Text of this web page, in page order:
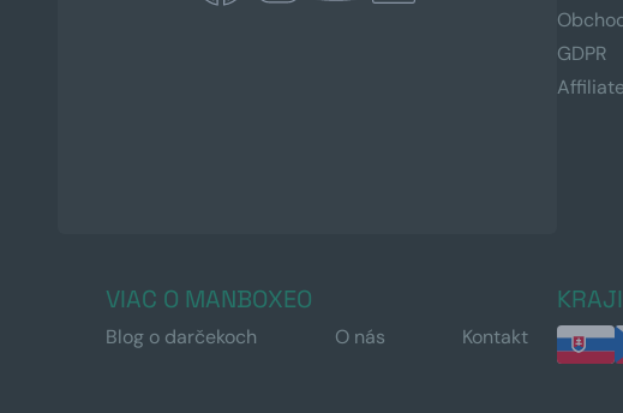
GDPR
VIAC O MANBOXEO
Blog o darčekoch O nás Kontakt